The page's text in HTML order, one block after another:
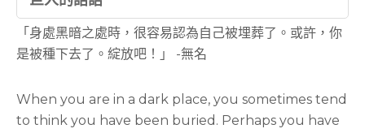
「身處黑暗之處時，很容易認為自己被埋葬了。或許，你
是被種下去了。綻放吧！」 -無名
When you are in a dark place, you sometimes tend
to think you have been buried. Perhaps you have